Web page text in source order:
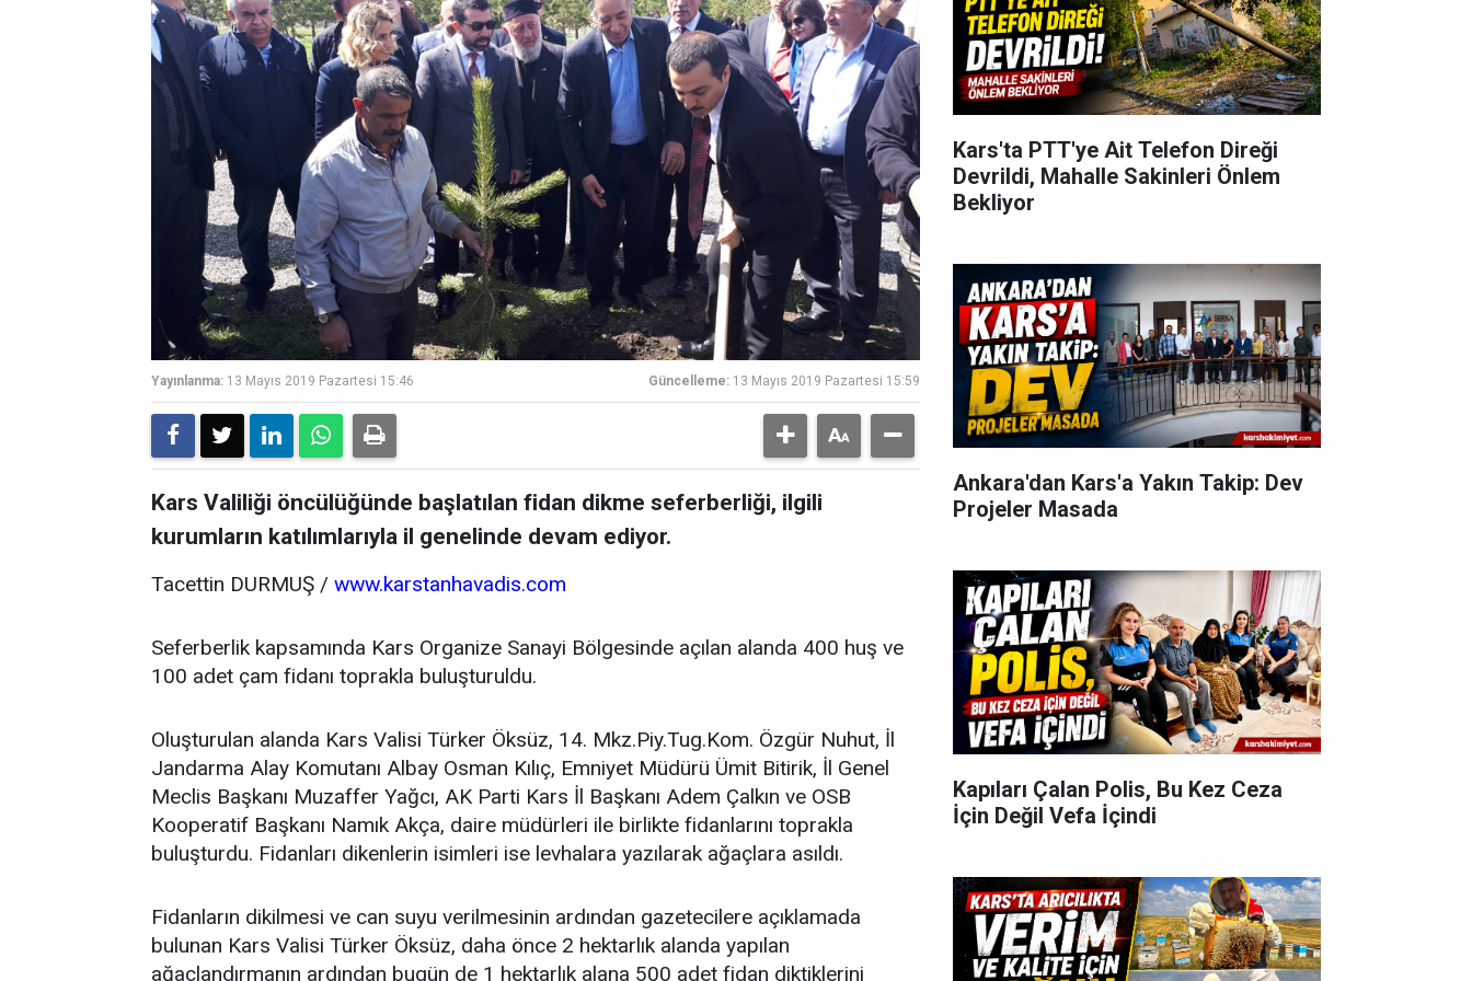
Yayınlanma: 13 Mayıs 2019 Pazartesi 15:46 Güncelleme: 13 Mayıs 2019 Pazartesi 15:59
Kars Valiliği öncülüğünde başlatılan fidan dikme seferberliği, ilgili
kurumların katılımlarıyla il genelinde devam ediyor.
Tacettin DURMUŞ / www.karstanhavadis.com
Seferberlik kapsamında Kars Organize Sanayi Bölgesinde açılan alanda 400 huş ve
100 adet çam fidanı toprakla buluşturuldu.
Oluşturulan alanda Kars Valisi Türker Öksüz, 14. Mkz.Piy.Tug.Kom. Özgür Nuhut, İl
Jandarma Alay Komutanı Albay Osman Kılıç, Emniyet Müdürü Ümit Bitirik, İl Genel
Meclis Başkanı Muzaffer Yağcı, AK Parti Kars İl Başkanı Adem Çalkın ve OSB
Kooperatif Başkanı Namık Akça, daire müdürleri ile birlikte fidanlarını toprakla
buluşturdu. Fidanları dikenlerin isimleri ise levhalara yazılarak ağaçlara asıldı.
Fidanların dikilmesi ve can suyu verilmesinin ardından gazetecilere açıklamada
bulunan Kars Valisi Türker Öksüz, daha önce 2 hektarlık alanda yapılan
ağaçlandırmanın ardından bugün de 1 hektarlık alana 500 adet fidan diktiklerini
Kars'ta PTT'ye Ait Telefon Direği
Devrildi, Mahalle Sakinleri Önlem
Bekliyor
Ankara'dan Kars'a Yakın Takip: Dev
Projeler Masada
Kapıları Çalan Polis, Bu Kez Ceza
İçin Değil Vefa İçindi